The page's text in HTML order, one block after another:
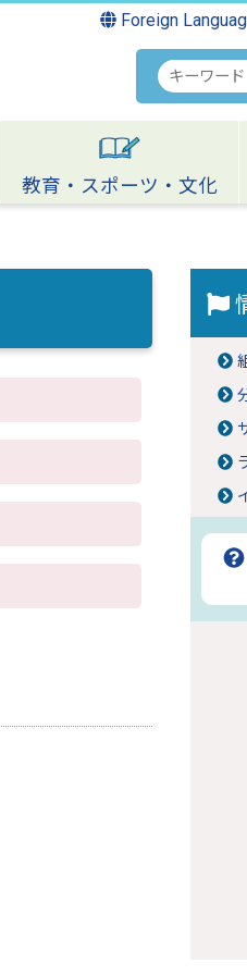
Foreign
検
索
キ
ワ
ー
教育・スポーツ・文化